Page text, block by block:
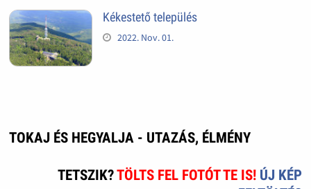
Kékestető település
2022. Nov. 01.
TOKAJ ÉS HEGYALJA - UTAZÁS, ÉLMÉNY
TETSZIK?TÖLTS FEL FOTÓT TE IS! ÚJ KÉP